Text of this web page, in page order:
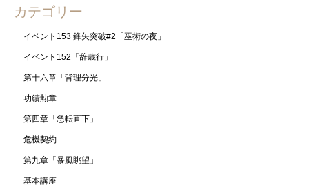
カテゴリー
イベント153 鋒矢突破#2「巫術の夜」
イベント152「辞歳行」
第十六章「背理分光」
功績勲章
第四章「急転直下」
危機契約
第九章「暴風眺望」
基本講座